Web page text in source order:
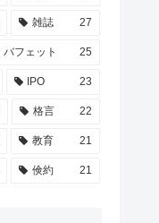
雑誌 27
バフェット 25
IPO 23
格言 22
教育 21
倹約 21